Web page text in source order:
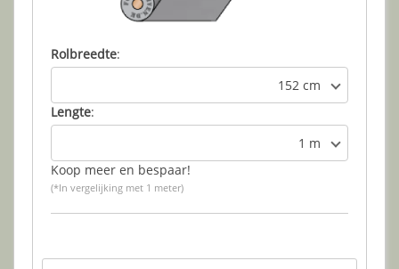
Rolbreedte:
152 cm
Lengte:
1 m
Koop meer en bespaar!
(*In vergelijking met 1 meter)